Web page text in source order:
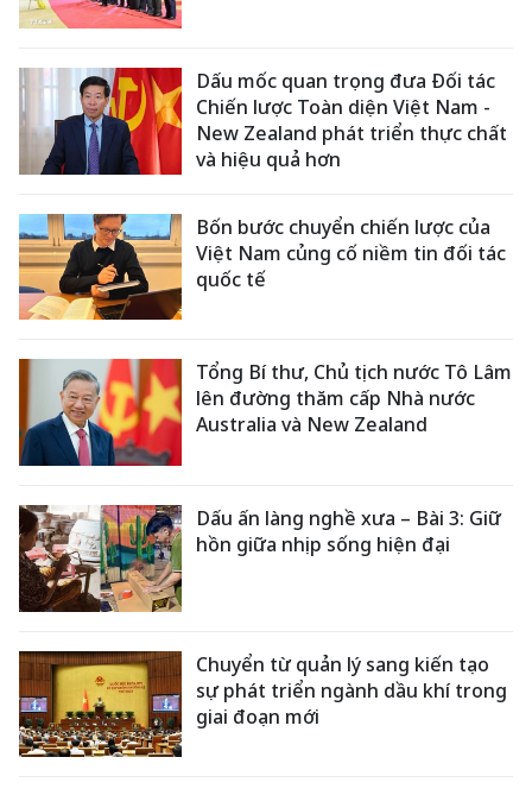
Dấu mốc quan trọng đưa Đối tác
Chiến lược Toàn diện Việt Nam -
New Zealand phát triển thực chất
và hiệu quả hơn
Bốn bước chuyển chiến lược của
Việt Nam củng cố niềm tin đối tác
quốc tế
Tổng Bí thư, Chủ tịch nước Tô Lâm
lên đường thăm cấp Nhà nước
Australia và New Zealand
Dấu ấn làng nghề xưa – Bài 3: Giữ
hồn giữa nhịp sống hiện đại
Chuyển từ quản lý sang kiến tạo
sự phát triển ngành dầu khí trong
giai đoạn mới